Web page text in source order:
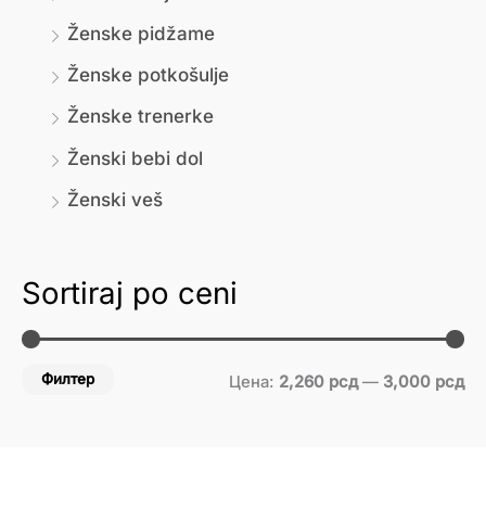
Ženske pidžame
Ženske potkošulje
Ženske trenerke
Ženski bebi dol
Ženski veš
Sortiraj po ceni
Филтер Цена: 2,260 рсд— 3,000 рсд